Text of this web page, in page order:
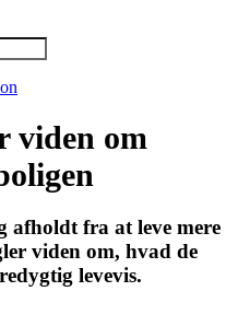
viden om
afholdt fra at leve mere
viden om, hvad de
levevis.